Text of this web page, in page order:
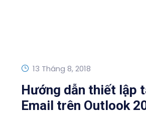
13 Tháng 8, 2018
Hướng dẫn thiết lập
Email trên Outlook